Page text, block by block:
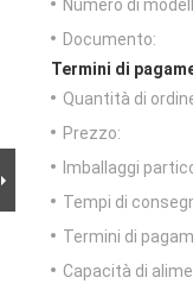
Numero di
Documento:
Termini di
Quantità di
Prezzo:
Imballaggi
Tempi di
Termini di
Capacità di